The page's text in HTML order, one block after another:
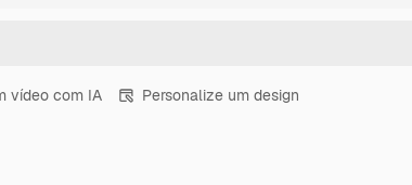
vídeo com IA Personalize um design